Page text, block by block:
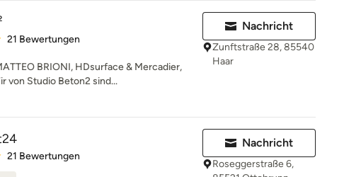
5 von 5 Sternen
21 Bewertungen
BRIONI, HDsurface & Mercadier,
von Studio Beton2 sind...
Nachricht
Zunftstraße 28, 85540
Haar
5 von 5 Sternen
21 Bewertungen
Nachricht
Roseggerstraße 6,